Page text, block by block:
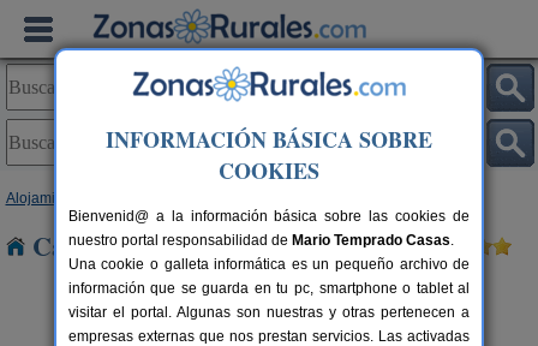
Alojamientos
Casas Rurales cerca de Maguilla
INFORMACIÓN BÁSICA SOBRE
COOKIES
Bienvenid@ a la información básica sobre las cookies de
nuestro portal responsabilidad de Mario Temprado Casas.
Una cookie o galleta informática es un pequeño archivo de
información que se guarda en tu pc, smartphone o tablet al
visitar el portal. Algunas son nuestras y otras pertenecen a
empresas externas que nos prestan servicios. Las activadas